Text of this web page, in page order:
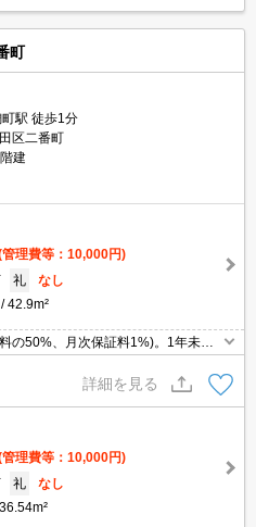
町
駅 徒歩1分
区二番町
建
管理費等：10,000円)
礼
なし
42.9m²
の50%、月次保証料1%)。1年未満
１ヶ月分。仲介手数料家賃の55%。
ロック。エレベーターあり。
詳細を見る
管理費等：10,000円)
礼
なし
36.54m²